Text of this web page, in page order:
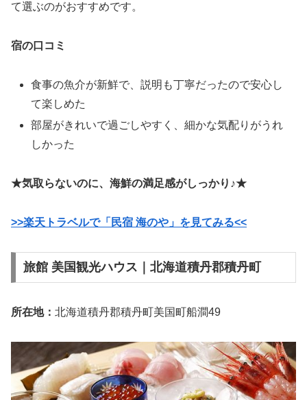
て選ぶのがおすすめです。
宿の口コミ
食事の魚介が新鮮で、説明も丁寧だったので安心し
て楽しめた
部屋がきれいで過ごしやすく、細かな気配りがうれ
しかった
★気取らないのに、海鮮の満足感がしっかり♪★
>>楽天トラベルで「民宿 海のや」を見てみる<<
旅館 美国観光ハウス｜北海道積丹郡積丹町
所在地： 北海道積丹郡積丹町美国町船澗49